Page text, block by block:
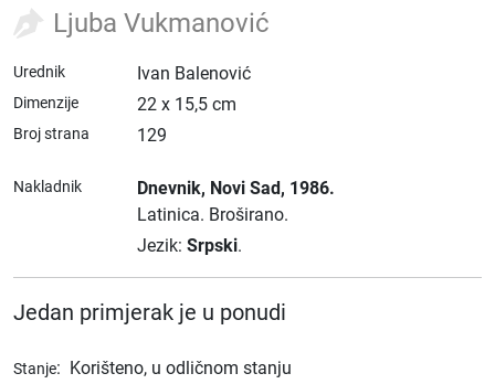
Ljuba Vukmanović
Urednik Ivan Balenović
Dimenzije 22 x 15,5 cm
Broj strana 129
Nakladnik Dnevnik, Novi Sad, 1986.
Latinica. Broširano.
Jezik: Srpski.
Jedan primjerak je u ponudi
Stanje: Korišteno, u odličnom stanju